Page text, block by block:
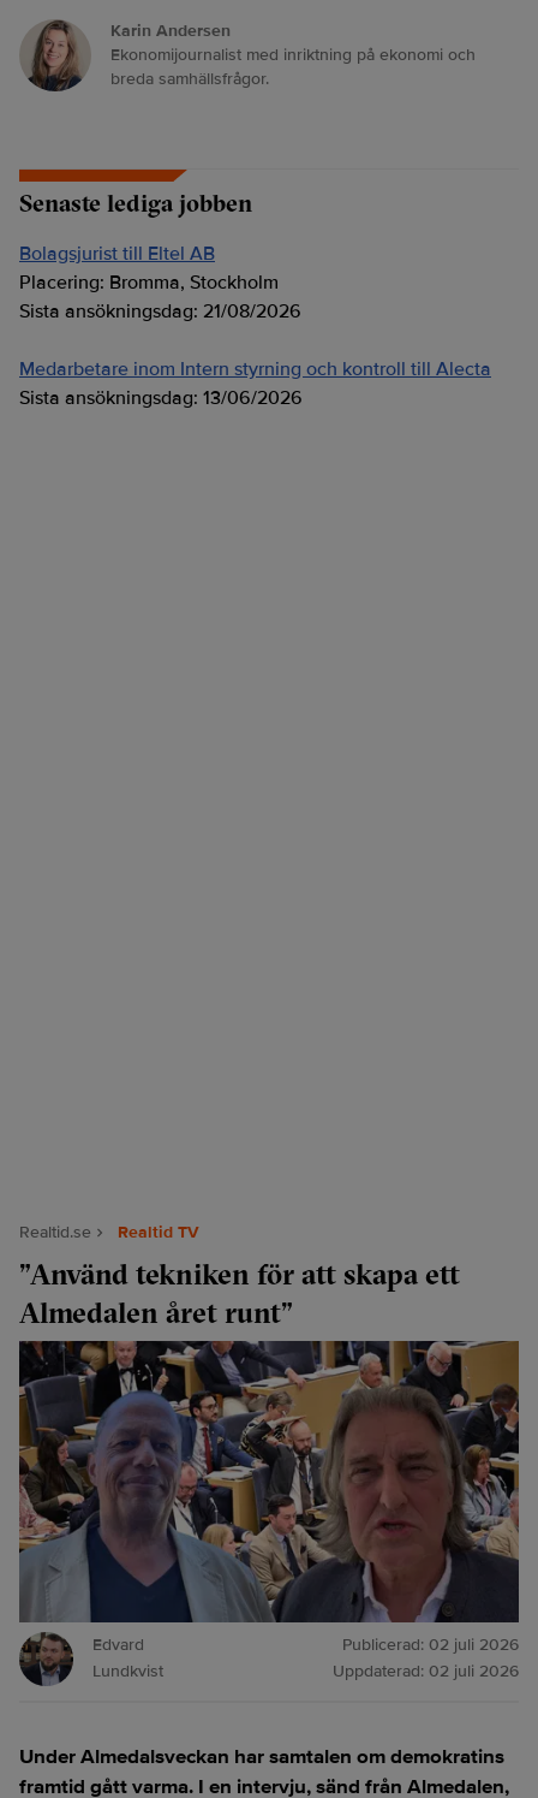
Karin Andersen
Ekonomijournalist med inriktning på ekonomi och
breda samhällsfrågor.
Senaste lediga jobben
Bolagsjurist till Eltel AB
Placering: Bromma, Stockholm
Sista ansökningsdag: 21/08/2026
Medarbetare inom Intern styrning och kontroll till Alecta
Sista ansökningsdag: 13/06/2026
Realtid.se Realtid TV
”Använd tekniken för att skapa ett
Almedalen året runt”
Edvard
Lundkvist
Publicerad: 02 juli 2026
Uppdaterad: 02 juli 2026
Under Almedalsveckan har samtalen om demokratins
framtid gått varma. I en intervju, sänd från Almedalen,